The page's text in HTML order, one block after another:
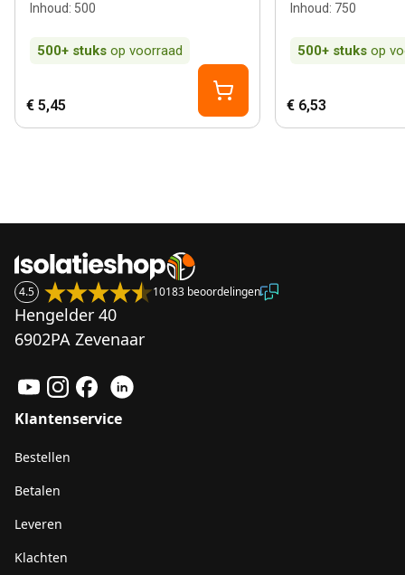
Inhoud: 500
500+ stuks op voorraad
€ 5,45
Inhoud: 750
500+ stuks op
€ 6,53
4.5 10183 beoordelingen
Hengelder 40
6902PA Zevenaar
Klantenservice
Bestellen
Betalen
Leveren
Klachten